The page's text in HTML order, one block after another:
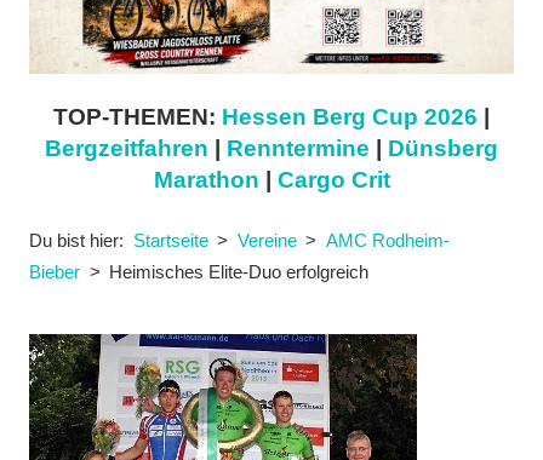
TOP-THEMEN: Hessen Berg Cup 2026
Bergzeitfahren
Renntermine
Dünsberg
Marathon
Cargo Crit
Du bist hier: Startseite Vereine
AMC Rodheim-
Bieber
Heimisches Elite-Duo erfolgreich